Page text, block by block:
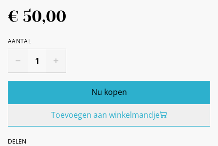
€ 50,00
AANTAL
Nu kopen
Toevoegen aan winkelmandje
DELEN